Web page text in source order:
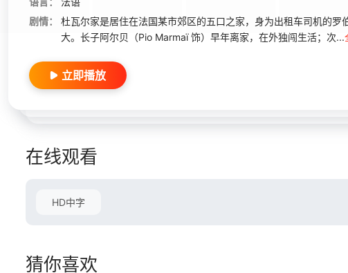
剧情：
杜瓦尔家是居住在法国某市郊区的五口之家，身为出租车司机的
大。长子阿尔贝（Pio Marmaï 饰）早年离家，在外独闯生活；次...
立即播放
在线观看
HD中字
猜你喜欢